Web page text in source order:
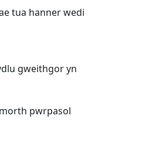
tua hanner wedi
gweithgor yn
pwrpasol